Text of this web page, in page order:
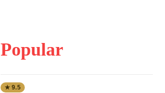
Popular
★ 9.5